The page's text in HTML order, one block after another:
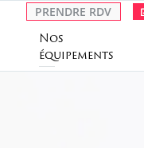
PRENDRE RDV
Nos
équipements